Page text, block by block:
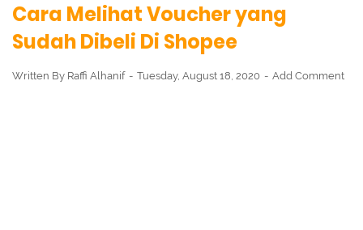
Cara Melihat Voucher yang
Sudah Dibeli Di Shopee
Written By Raffi Alhanif Tuesday, August 18, 2020 Add Comment